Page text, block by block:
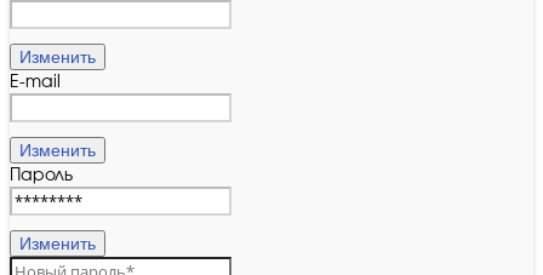
Изменить
E-mail
Изменить
Пароль
Изменить